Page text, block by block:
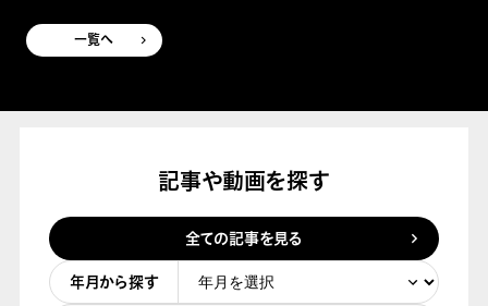
一覧へ
記事や動画を探す
全ての記事を見る
年月から探す